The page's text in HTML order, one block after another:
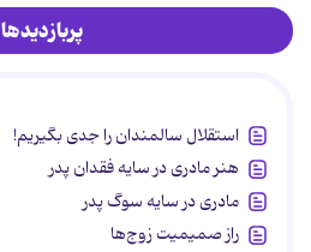
پربازدیدها
استقلال سالمندان را جدی بگیریم!
هنر مادری در سایه‌ فقدان پدر
مادری در سایه سوگ پدر
راز صمیمیت زوج‌ها